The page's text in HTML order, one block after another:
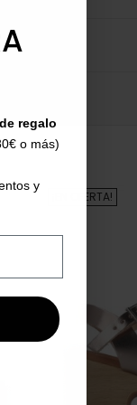
¡EN OFERTA!
regalo
o más)
y